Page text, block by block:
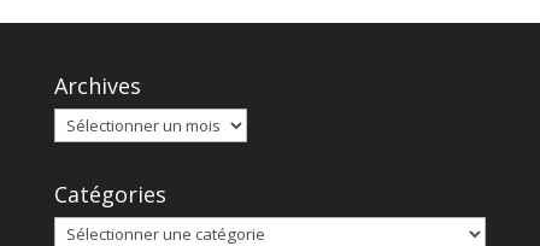
Archives
Catégories